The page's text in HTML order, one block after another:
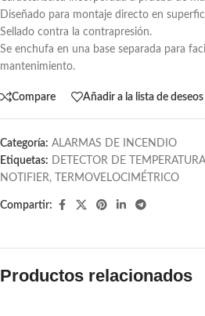
Diseñado para montaje directo en
Sellado contra la contrapresión.
Se enchufa en una base separada para
mantenimiento.
Compare Añadir a la lista de deseos
Categoría: ALARMAS DE INCENDIO
Etiquetas: DETECTOR DE TEMPERATURA
NOTIFIER, TERMOVELOCIMÉTRICO
Compartir:
Productos relacionados